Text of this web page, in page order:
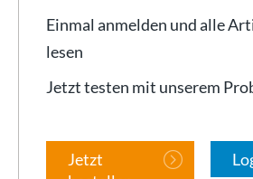
Einmal anmelden und alle
lesen
Jetzt testen mit unserem
Jetzt